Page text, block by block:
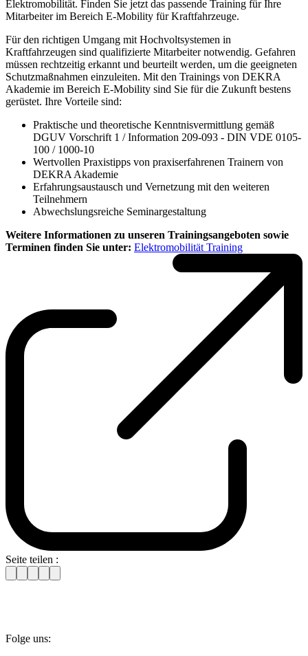
Elektromobilität. Finden Sie jetzt das passende Training für Ihre
Mitarbeiter im Bereich E-Mobility für Kraftfahrzeuge.
Für den richtigen Umgang mit Hochvoltsystemen in
Kraftfahrzeugen sind qualifizierte Mitarbeiter notwendig. Gefahren
müssen rechtzeitig erkannt und beurteilt werden, um die geeigneten
Schutzmaßnahmen einzuleiten. Mit den Trainings von DEKRA
Akademie im Bereich E-Mobility sind Sie für die Zukunft bestens
gerüstet. Ihre Vorteile sind:
Praktische und theoretische Kenntnisvermittlung gemäß
DGUV Vorschrift 1 / Information 209-093 - DIN VDE 0105-
100 / 1000-10
Wertvollen Praxistipps von praxiserfahrenen Trainern von
DEKRA Akademie
Erfahrungsaustausch und Vernetzung mit den weiteren
Teilnehmern
Abwechslungsreiche Seminargestaltung
Weitere Informationen zu unseren Trainingsangeboten sowie
Terminen finden Sie unter: Elektromobilität Training
Seite teilen :
Folge uns: